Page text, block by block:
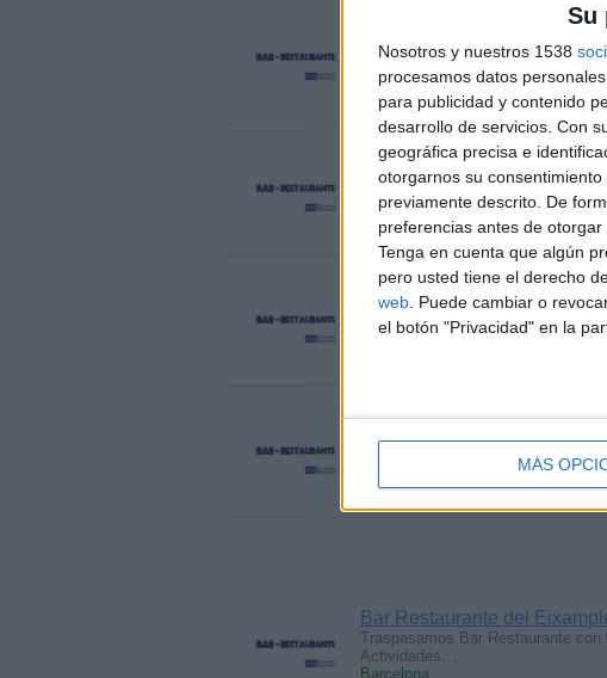
Su
Nosotros y nuestros 1538
procesamos datos
para publicidad y contenido
desarrollo de servicios. Con
geográfica precisa e
otorgarnos su
previamente descrito. De
preferencias antes de
Tenga en cuenta que algún
pero usted tiene el derecho
web . Puede cambiar o
el botón "Privacidad" en la
MÁS
Próximo a Ps. Sant Joan
BCN Exclusive Business
Restauració Mixta C3…
Barcelona
Bar - Cafetería -
Traspaso Cafetería, Bar y
local…
Barcelona
Restaurante Bar con 12
Oferta de traspaso Restaurante y
para local…
Traspaso Bar Restaurante
Gestionamos Restaurante - Bar
Bar Restaurante del
Traspasamos Bar Restaurante
Actividades…
Barcelona